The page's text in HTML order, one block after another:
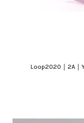
Loop2020｜2A｜